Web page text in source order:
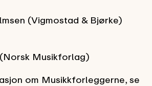
(Vigmostad & Bjørke)
Musikforlag)
om Musikkforleggerne, se